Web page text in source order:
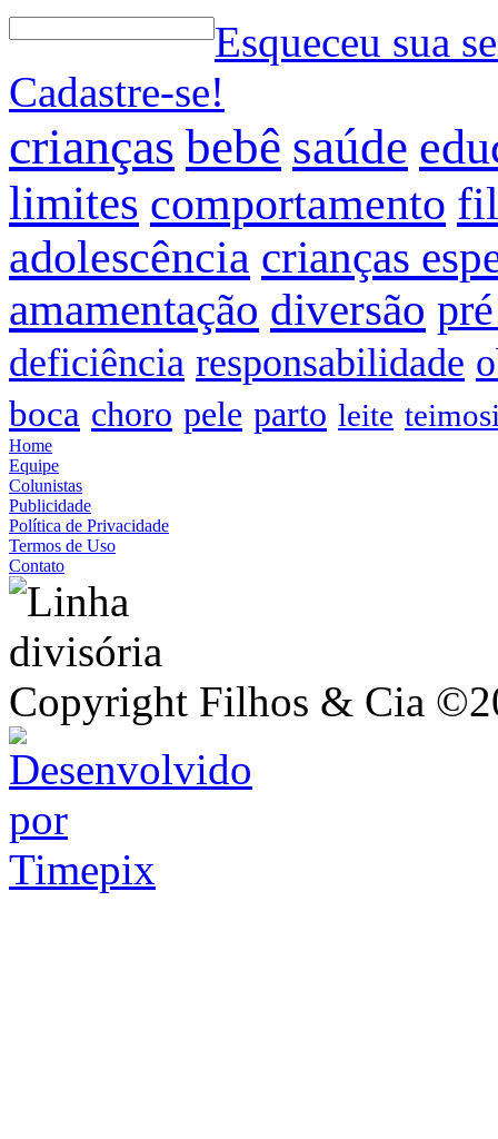
Esqueceu sua
Cadastre-se!
crianças bebê saúde
limites comportamento
adolescência crianças
amamentação diversão
deficiência responsabilidade
boca choro pele parto leite
Home
Equipe
Colunistas
Publicidade
Política de Privacidade
Termos de Uso
Contato
Copyright Filhos & Cia